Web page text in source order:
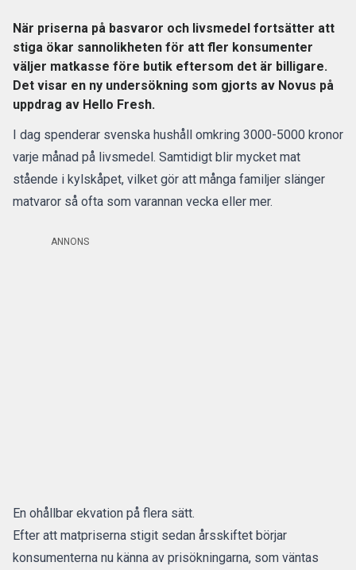
När priserna på basvaror och livsmedel fortsätter att
stiga ökar sannolikheten för att fler konsumenter
väljer matkasse före butik eftersom det är billigare.
Det visar en ny undersökning som gjorts av Novus på
uppdrag av Hello Fresh.
I dag spenderar svenska hushåll omkring 3000-5000 kronor
varje månad på livsmedel. Samtidigt blir mycket mat
stående i kylskåpet, vilket gör att många familjer slänger
matvaror så ofta som varannan vecka eller mer.
ANNONS
En ohållbar ekvation på flera sätt.
Efter att matpriserna stigit sedan årsskiftet börjar
konsumenterna nu känna av prisökningarna, som väntas